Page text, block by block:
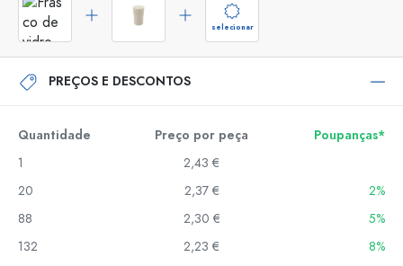
selecionar
PREÇOS E DESCONTOS
Quantidade Preço por peça
Poupanças*
1
2,43 €
20
2,37 €
2%
88
2,30 €
5%
132
2,23 €
8%